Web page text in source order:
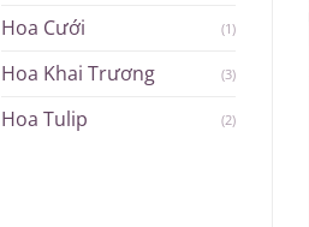
Hoa Cưới (1)
Hoa Khai Trương (3)
Hoa Tulip (2)